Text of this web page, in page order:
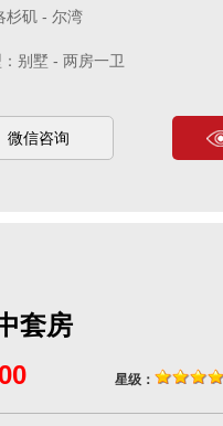
杉矶 - 尔湾
别墅 - 两房一卫
微信咨询
套房
星级：